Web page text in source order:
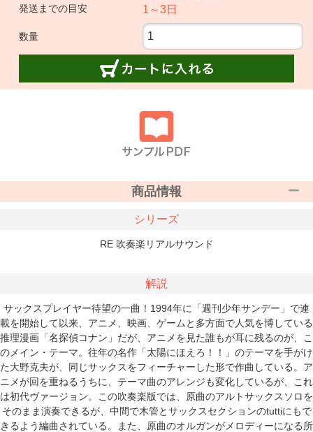
発送までの目安
1～3日
数量
商品情報
シリーズ
RE 吹奏楽リアルサウンド
解説
サックスプレイヤー待望の一曲！1994年に「週刊少年サンデー」で連
載を開始して以来、アニメ、映画、ゲームと多方面で人気を博している
推理漫画「名探偵コナン」だが、アニメを見た誰もが耳に残るのが、こ
のメイン・テーマ。往年の名作「太陽にほえろ！！」のテーマを手がけ
た大野克夫が、同じサックスをフィーチャーした形で作曲している。ア
ニメが回を重ねるうちに、テーマ曲のアレンジも変化しているが、これ
は初代ヴァージョン。この吹奏楽版では、原曲のアルトサックスソロを
そのまま演奏できるが、中間で木管とサックスセクションのtuttiにもで
きるよう編曲されている。また、原曲のオルガンがメロディーになる所